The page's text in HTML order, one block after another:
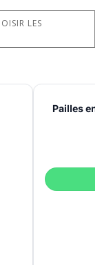
LES
Pailles en